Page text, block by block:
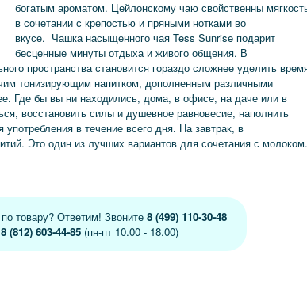
богатым ароматом. Цейлонскому чаю свойственны
в сочетании с крепостью и пряными нотками во
вкусе. Чашка насыщенного чая Tess Sunrise подарит
бесценные минуты отдыха и живого общения. В
пространства становится гораздо сложнее уделить
тонизирующим напитком, дополненным различными
Где бы вы ни находились, дома, в офисе, на даче или в
восстановить силы и душевное равновесие, наполнить
в течение всего дня. На завтрак, в
Это один из лучших вариантов для сочетания с молоком.
товару? Ответим! Звоните 8 (499) 110-30-48
8 (812) 603-44-85(пн-пт 10.00 - 18.00)